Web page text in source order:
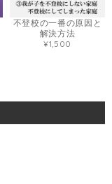
不登校の一番の原因と
解決方法
¥1,500